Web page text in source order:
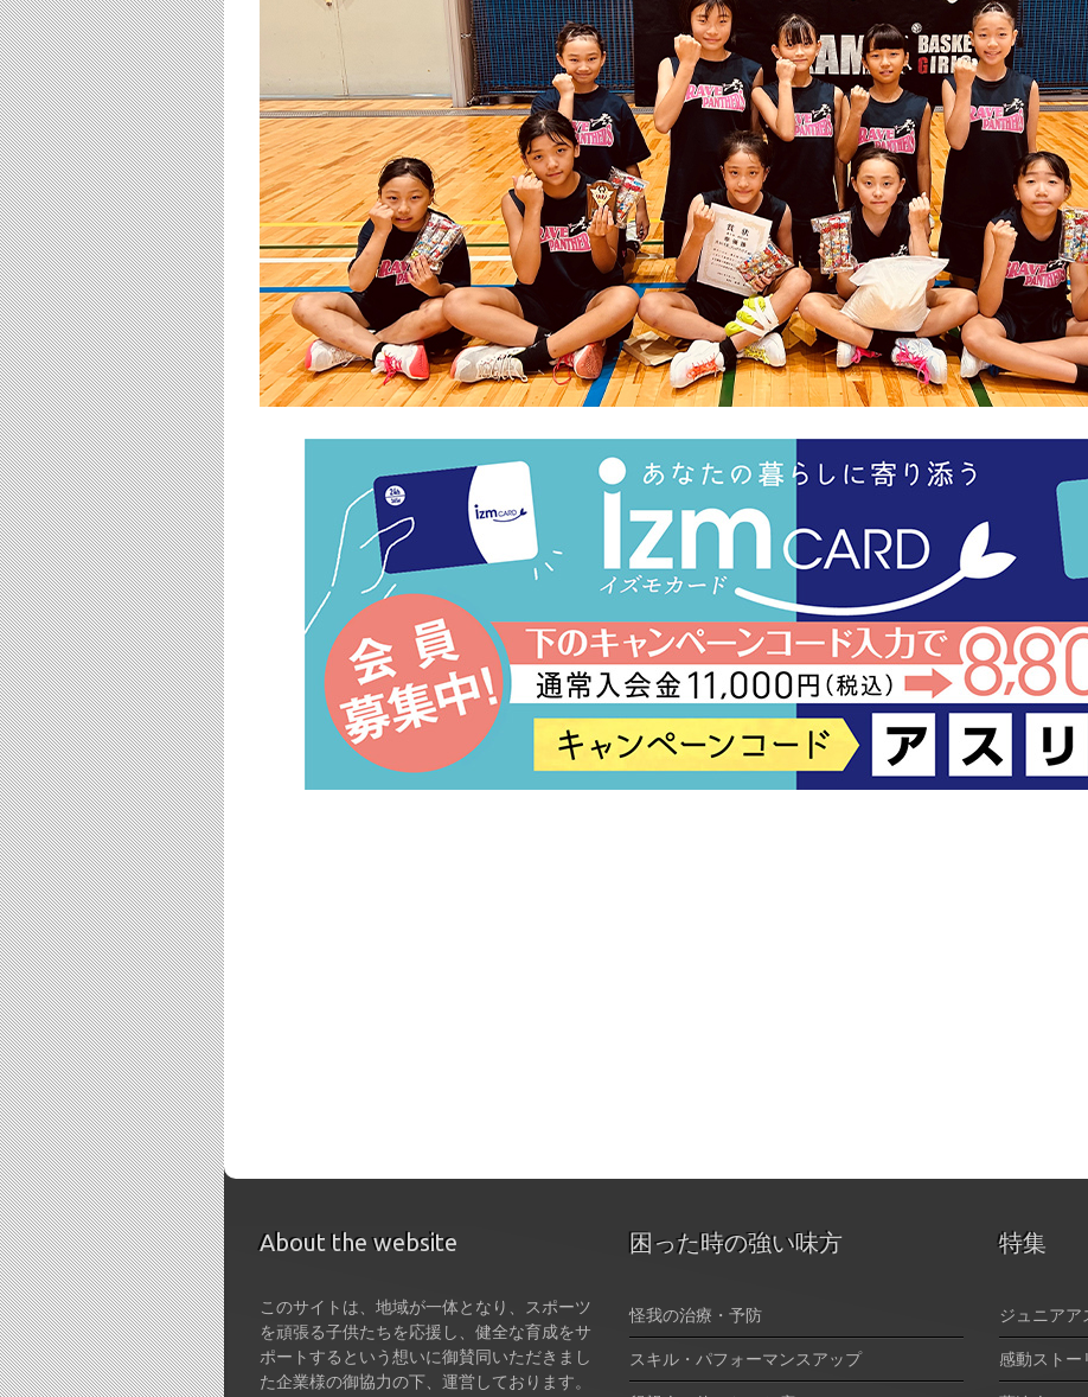
About the website
このサイトは、地域が一体となり、スポーツ
を頑張る子供たちを応援し、健全な育成をサ
ポートするという想いに御賛同いただきまし
た企業様の御協力の下、運営しております。
困った時の強い味方
怪我の治療・予防
スキル・パフォーマンスアップ
特集
ジュニアア
感動ストー